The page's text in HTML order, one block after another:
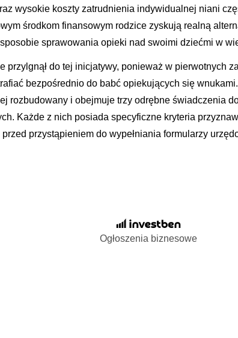
wysokie koszty zatrudnienia indywidualnej niani
środkom finansowym rodzice zyskują realną
sprawowania opieki nad swoimi dziećmi w
przylgnął do tej inicjatywy, ponieważ w pierwotnych
bezpośrednio do babć opiekujących się
rozbudowany i obejmuje trzy odrębne świadczenia
Każde z nich posiada specyficzne kryteria
przystąpieniem do wypełniania formularzy
Ogłoszenia biznesowe